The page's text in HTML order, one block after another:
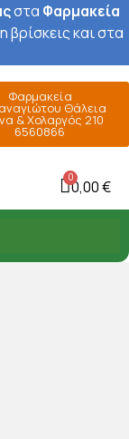
στα Φαρμακεία
βρίσκεις και στα
Φαρμακεία
Θάλεια
& Χολαργός 210
6560866
0,00 €